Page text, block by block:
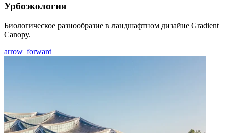
Урбоэкология
Биологическое разнообразие в ландшафтном дизайне Gradient
Canopy.
arrow_forward